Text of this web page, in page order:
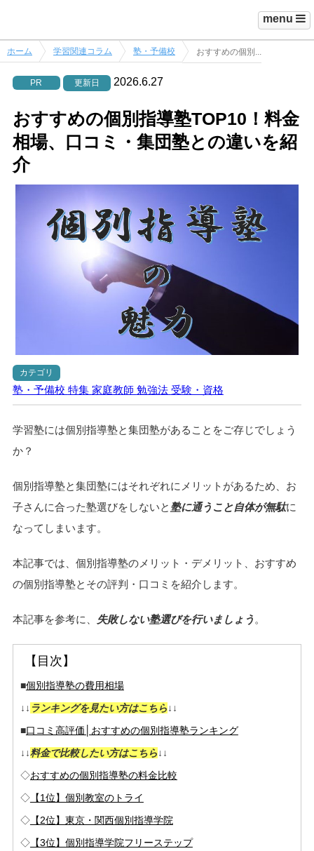
menu
ホーム 学習関連コラム 塾・予備校 おすすめの個別...
PR 更新日 2026.6.27
おすすめの個別指導塾TOP10！料金
相場、口コミ・集団塾との違いを紹
介
カテゴリ
塾・予備校 特集 家庭教師 勉強法 受験・資格
学習塾には個別指導塾と集団塾があることをご存じでしょう
か？
個別指導塾と集団塾にはそれぞれにメリットがあるため、お
子さんに合った塾選びをしないと 塾に通うこと自体が無駄に
なってしまいます。
本記事では、個別指導塾のメリット・デメリット、おすすめ
の個別指導塾とその評判・口コミを紹介します。
本記事を参考に、 失敗しない塾選びを行いましょう 。
【目次】
■個別指導塾の費用相場
↓↓ ランキングを見たい方はこちら↓↓
■口コミ高評価│おすすめの個別指導塾ランキング
↓↓料金で比較したい方はこちら↓↓
◇おすすめの個別指導塾の料金比較
◇【1位】個別教室のトライ
◇【2位】東京・関西個別指導学院
◇【3位】個別指導学院フリーステップ